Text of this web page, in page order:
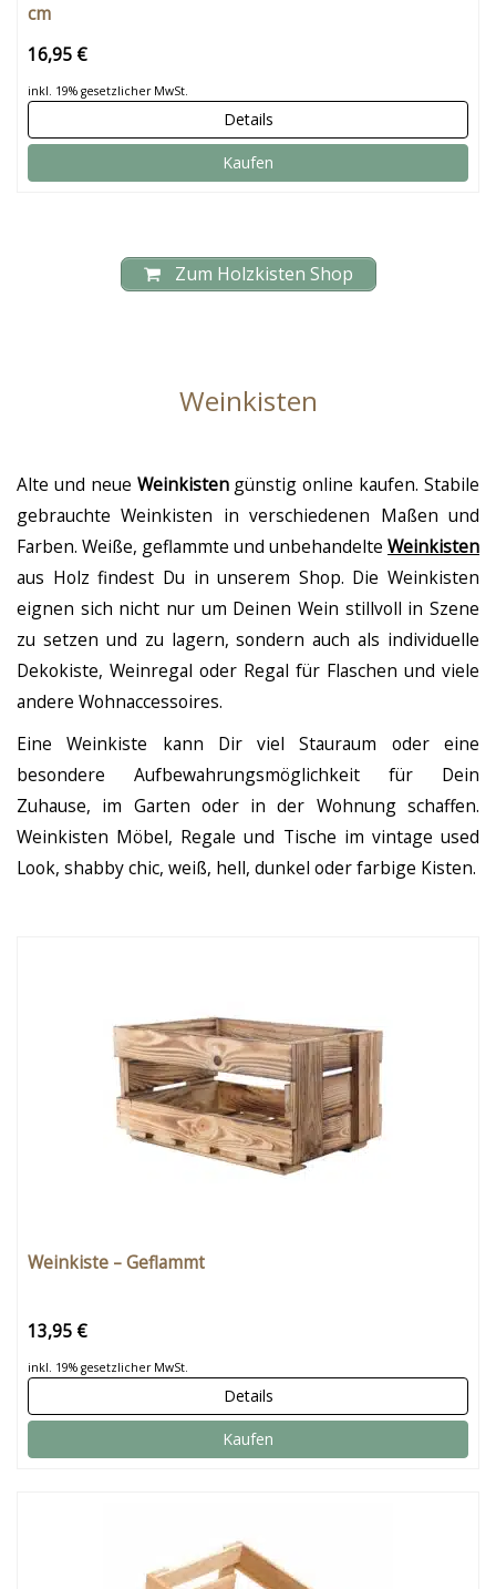
cm
16,95 €
inkl. 19% gesetzlicher MwSt.
Details
Kaufen
Zum Holzkisten Shop
Weinkisten
Alte und neue Weinkistengünstig online kaufen. Stabile
gebrauchte Weinkisten in verschiedenen Maßen und
Farben. Weiße, geflammte und unbehandelte Weinkisten
aus Holz findest Du in unserem Shop. Die Weinkisten
eignen sich nicht nur um Deinen Wein stillvoll in Szene
zu setzen und zu lagern, sondern auch als individuelle
Dekokiste, Weinregal oder Regal für Flaschen und viele
andere Wohnaccessoires.
Eine Weinkiste kann Dir viel Stauraum oder eine
besondere Aufbewahrungsmöglichkeit für Dein
Zuhause, im Garten oder in der Wohnung schaffen.
Weinkisten Möbel, Regale und Tische im vintage used
Look, shabby chic, weiß, hell, dunkel oder farbige Kisten.
Weinkiste – Geflammt
13,95 €
inkl. 19% gesetzlicher MwSt.
Details
Kaufen